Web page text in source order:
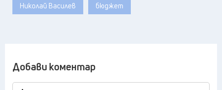
Николай Василев бюджет
Добави коментар